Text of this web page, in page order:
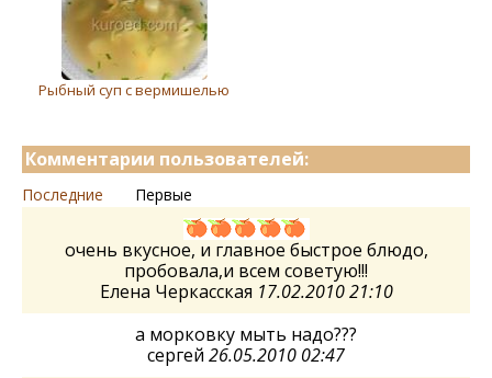
Рыбный суп с вермишелью
Комментарии пользователей:
Последние Первые
очень вкусное, и главное быстрое блюдо,
пробовала,и всем советую!!!
Елена Черкасская 17.02.2010 21:10
а морковку мыть надо???
сергей 26.05.2010 02:47